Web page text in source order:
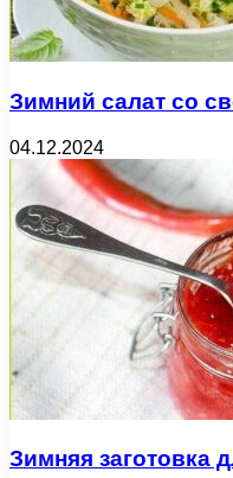
Зимний салат со
04.12.2024
Зимняя заготовка